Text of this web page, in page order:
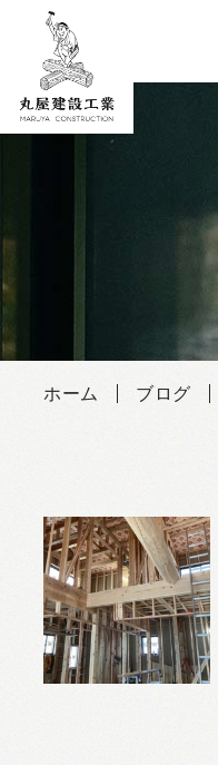
Skip
ホーム ブログ